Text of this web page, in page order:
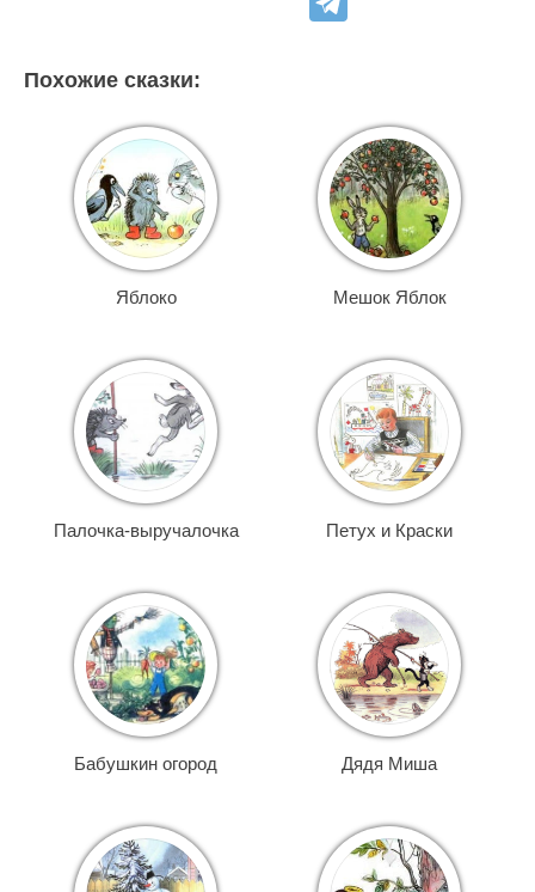
Похожие сказки:
Яблоко Мешок Яблок
Палочка-выручалочка Петух и Краски
Бабушкин огород Дядя Миша